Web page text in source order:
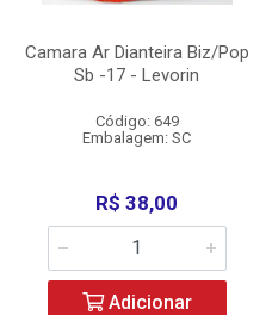
Camara Ar Dianteira Biz/Pop
Sb -17 - Levorin
Código: 649
Embalagem: SC
R$ 38,00
Adicionar